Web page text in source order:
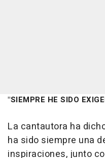
"SIEMPRE HE SIDO
La cantautora ha
ha sido siempre una
inspiraciones, junto